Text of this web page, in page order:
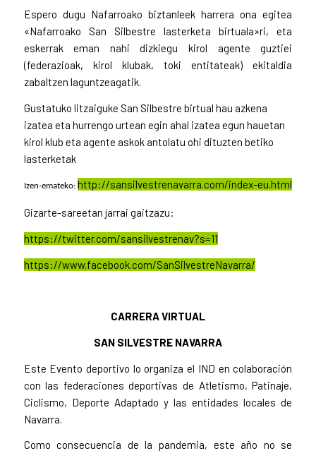
Espero dugu Nafarroako biztanleek harrera ona egitea
«Nafarroako San Silbestre lasterketa birtuala»ri, eta
eskerrak eman nahi dizkiegu kirol agente guztiei
(federazioak, kirol klubak, toki entitateak) ekitaldia
zabaltzen laguntzeagatik.
Gustatuko litzaiguke San Silbestre birtual hau azkena
izatea eta hurrengo urtean egin ahal izatea egun hauetan
kirol klub eta agente askok antolatu ohi dituzten betiko
lasterketak
Izen-emateko: http://sansilvestrenavarra.com/index-eu.html
Gizarte-sareetan jarrai gaitzazu:
https://twitter.com/sansilvestrenav?s=11
https://www.facebook.com/SanSilvestreNavarra/
CARRERA VIRTUAL
SAN SILVESTRE NAVARRA
Este Evento deportivo lo organiza el IND en colaboración
con las federaciones deportivas de Atletismo, Patinaje,
Ciclismo, Deporte Adaptado y las entidades locales de
Navarra.
Como consecuencia de la pandemia, este año no se